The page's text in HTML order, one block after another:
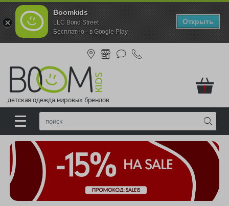
Boomkids
LLC Bond Street
Бесплатно - в Google Play
Открыть
детская одежда мировых брендов
!